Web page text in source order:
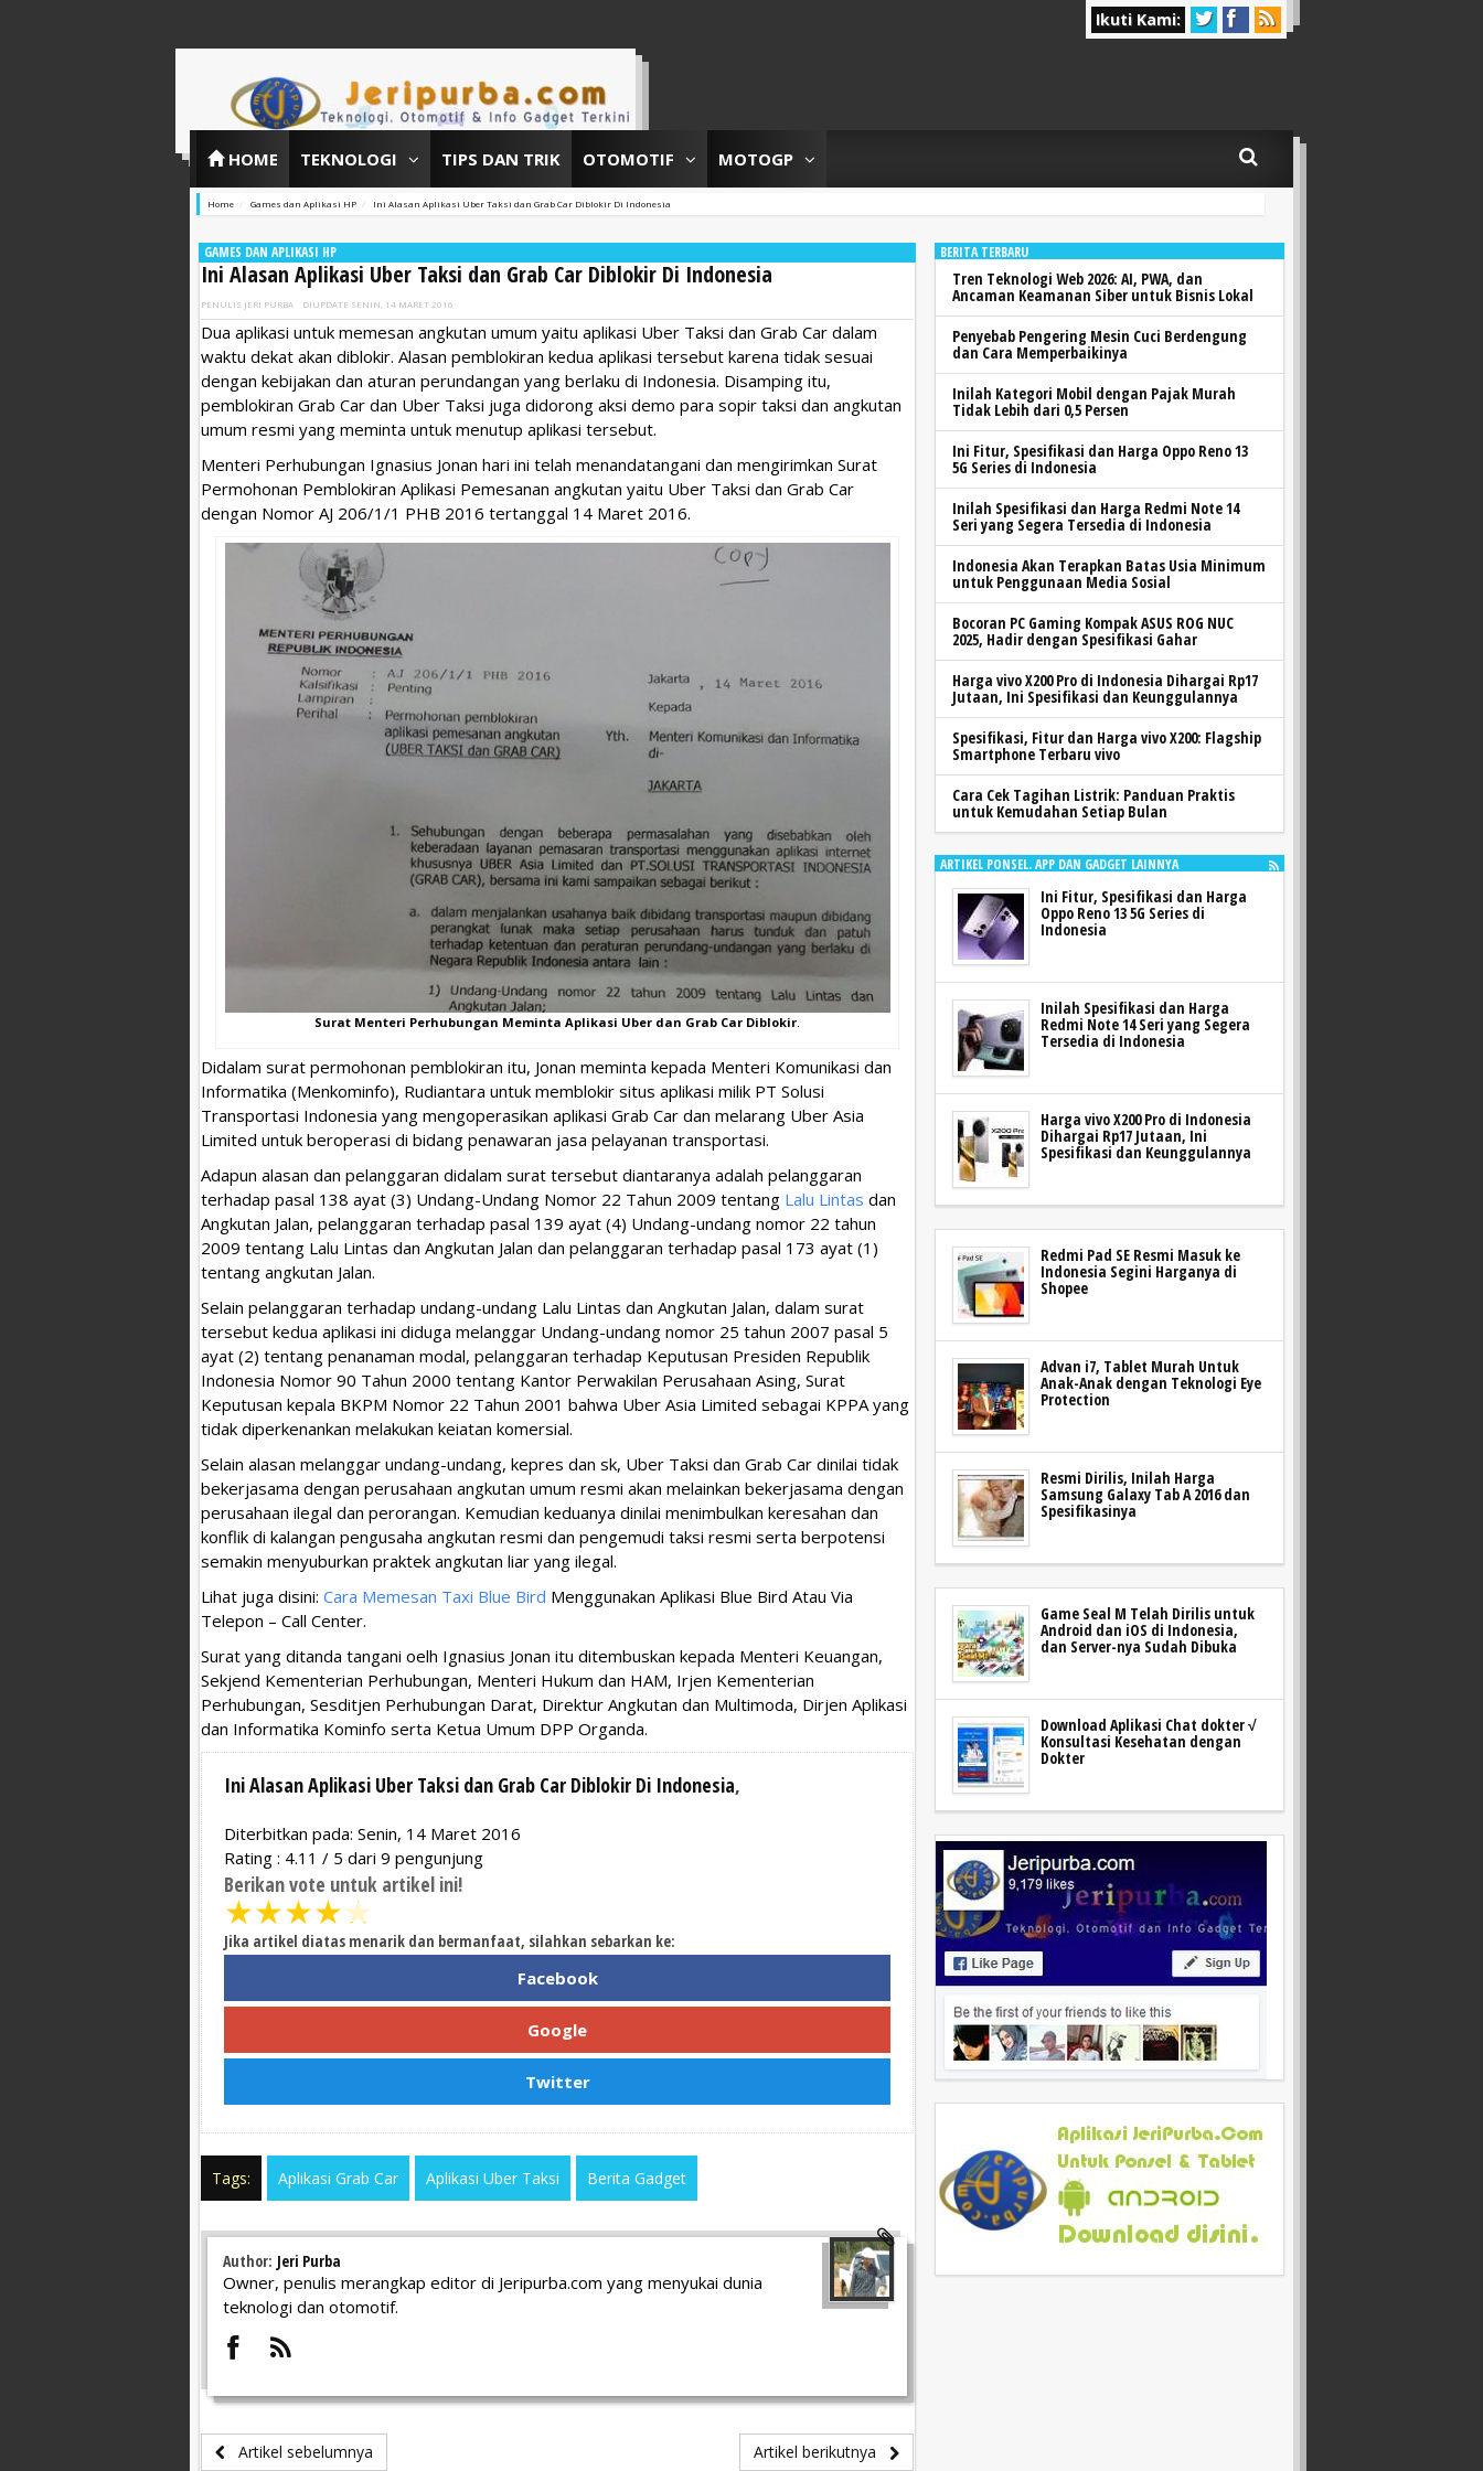
Ikuti Kami:
HOME TEKNOLOGI TIPS DAN TRIK OTOMOTIF MOTOGP
Home Games dan Aplikasi HP Ini Alasan Aplikasi Uber Taksi dan Grab Car Diblokir Di Indonesia
GAMES DAN APLIKASI HP
Ini Alasan Aplikasi Uber Taksi dan Grab Car Diblokir Di Indonesia
PENULIS JERI PURBA DIUPDATE SENIN, 14 MARET 2016
Dua aplikasi untuk memesan angkutan umum yaitu aplikasi Uber Taksi dan Grab Car dalam
waktu dekat akan diblokir. Alasan pemblokiran kedua aplikasi tersebut karena tidak sesuai
dengan kebijakan dan aturan perundangan yang berlaku di Indonesia. Disamping itu,
pemblokiran Grab Car dan Uber Taksi juga didorong aksi demo para sopir taksi dan angkutan
umum resmi yang meminta untuk menutup aplikasi tersebut.
Menteri Perhubungan Ignasius Jonan hari ini telah menandatangani dan mengirimkan Surat
Permohonan Pemblokiran Aplikasi Pemesanan angkutan yaitu Uber Taksi dan Grab Car
dengan Nomor AJ 206/1/1 PHB 2016 tertanggal 14 Maret 2016. ‬
Surat Menteri Perhubungan Meminta Aplikasi Uber dan Grab Car Diblokir
Didalam surat permohonan pemblokiran itu, Jonan meminta kepada Menteri Komunikasi dan
Informatika (Menkominfo), Rudiantara untuk memblokir situs aplikasi milik PT Solusi
Transportasi Indonesia yang mengoperasikan aplikasi Grab Car dan melarang Uber Asia
Limited untuk beroperasi di bidang penawaran jasa pelayanan transportasi.
Adapun alasan dan pelanggaran didalam surat tersebut diantaranya adalah pelanggaran
terhadap pasal 138 ayat (3) Undang-Undang Nomor 22 Tahun 2009 tentang Lalu Lintas dan
Angkutan Jalan, pelanggaran terhadap pasal 139 ayat (4) Undang-undang nomor 22 tahun
2009 tentang Lalu Lintas dan Angkutan Jalan dan pelanggaran terhadap pasal 173 ayat (1)
tentang angkutan Jalan.
Selain pelanggaran terhadap undang-undang Lalu Lintas dan Angkutan Jalan, dalam surat
tersebut kedua aplikasi ini diduga melanggar Undang-undang nomor 25 tahun 2007 pasal 5
ayat (2) tentang penanaman modal, pelanggaran terhadap Keputusan Presiden Republik
Indonesia Nomor 90 Tahun 2000 tentang Kantor Perwakilan Perusahaan Asing, Surat
Keputusan kepala BKPM Nomor 22 Tahun 2001 bahwa Uber Asia Limited sebagai KPPA yang
tidak diperkenankan melakukan keiatan komersial.
Selain alasan melanggar undang-undang, kepres dan sk, Uber Taksi dan Grab Car dinilai tidak
bekerjasama dengan perusahaan angkutan umum resmi akan melainkan bekerjasama dengan
perusahaan ilegal dan perorangan. Kemudian keduanya dinilai menimbulkan keresahan dan
konflik di kalangan pengusaha angkutan resmi dan pengemudi taksi resmi serta berpotensi
semakin menyuburkan praktek angkutan liar yang ilegal.
Lihat juga disini: Cara Memesan Taxi Blue Bird Menggunakan Aplikasi Blue Bird Atau Via
Telepon – Call Center.
Surat yang ditanda tangani oelh Ignasius Jonan itu ditembuskan kepada Menteri Keuangan,
Sekjend Kementerian Perhubungan, Menteri Hukum dan HAM, Irjen Kementerian
Perhubungan, Sesditjen Perhubungan Darat, Direktur Angkutan dan Multimoda, Dirjen Aplikasi
dan Informatika Kominfo serta Ketua Umum DPP Organda.
Ini Alasan Aplikasi Uber Taksi dan Grab Car Diblokir Di Indonesia,
Diterbitkan pada: Senin, 14 Maret 2016
Rating : 4.11 / 5 dari 9 pengunjung
Berikan vote untuk artikel ini!
★★★★★
Jika artikel diatas menarik dan bermanfaat, silahkan sebarkan ke:
Facebook
Google
Twitter
Tags: Aplikasi Grab Car Aplikasi Uber Taksi Berita Gadget
Author: Jeri Purba
Owner, penulis merangkap editor di Jeripurba.com yang menyukai dunia
teknologi dan otomotif.
Artikel sebelumnya Artikel berikutnya
BERITA TERBARU
Tren Teknologi Web 2026: AI, PWA, dan
Ancaman Keamanan Siber untuk Bisnis Lokal
Penyebab Pengering Mesin Cuci Berdengung
dan Cara Memperbaikinya
Inilah Kategori Mobil dengan Pajak Murah
Tidak Lebih dari 0,5 Persen
Ini Fitur, Spesifikasi dan Harga Oppo Reno 13
5G Series di Indonesia
Inilah Spesifikasi dan Harga Redmi Note 14
Seri yang Segera Tersedia di Indonesia
Indonesia Akan Terapkan Batas Usia Minimum
untuk Penggunaan Media Sosial
Bocoran PC Gaming Kompak ASUS ROG NUC
2025, Hadir dengan Spesifikasi Gahar
Harga vivo X200 Pro di Indonesia Dihargai Rp17
Jutaan, Ini Spesifikasi dan Keunggulannya
Spesifikasi, Fitur dan Harga vivo X200: Flagship
Smartphone Terbaru vivo
Cara Cek Tagihan Listrik: Panduan Praktis
untuk Kemudahan Setiap Bulan
ARTIKEL PONSEL. APP DAN GADGET LAINNYA
Ini Fitur, Spesifikasi dan Harga
Oppo Reno 13 5G Series di
Indonesia
Inilah Spesifikasi dan Harga
Redmi Note 14 Seri yang Segera
Tersedia di Indonesia
Harga vivo X200 Pro di Indonesia
Dihargai Rp17 Jutaan, Ini
Spesifikasi dan Keunggulannya
Redmi Pad SE Resmi Masuk ke
Indonesia Segini Harganya di
Shopee
Advan i7, Tablet Murah Untuk
Anak-Anak dengan Teknologi Eye
Protection
Resmi Dirilis, Inilah Harga
Samsung Galaxy Tab A 2016 dan
Spesifikasinya
Game Seal M Telah Dirilis untuk
Android dan iOS di Indonesia,
dan Server-nya Sudah Dibuka
Download Aplikasi Chat dokter √
Konsultasi Kesehatan dengan
Dokter